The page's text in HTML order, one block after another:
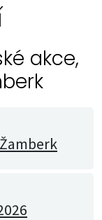
akce,